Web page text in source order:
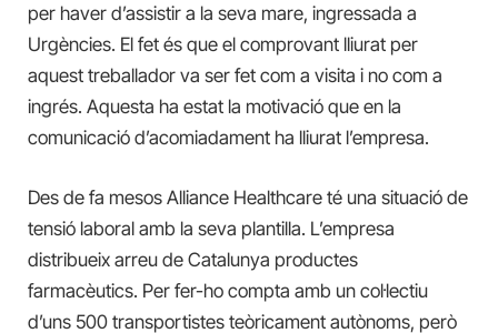
per haver d’assistir a la seva mare, ingressada a
Urgències. El fet és que el comprovant lliurat per
aquest treballador va ser fet com a visita i no com a
ingrés. Aquesta ha estat la motivació que en la
comunicació d’acomiadament ha lliurat l’empresa.
Des de fa mesos Alliance Healthcare té una situació de
tensió laboral amb la seva plantilla. L’empresa
distribueix arreu de Catalunya productes
farmacèutics. Per fer-ho compta amb un col·lectiu
d’uns 500 transportistes teòricament autònoms, però